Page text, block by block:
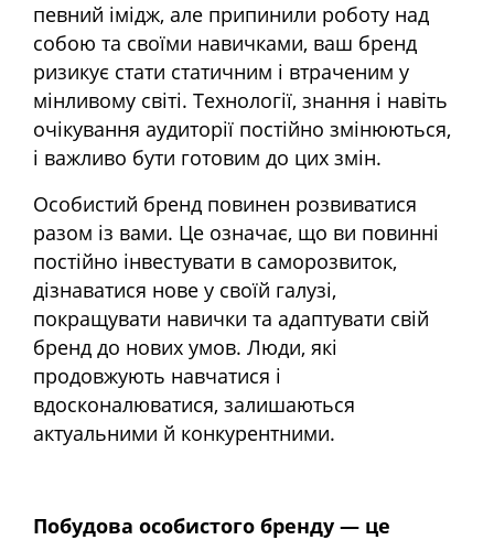
певний імідж, але припинили роботу над
собою та своїми навичками, ваш бренд
ризикує стати статичним і втраченим у
мінливому світі. Технології, знання і навіть
очікування аудиторії постійно змінюються,
і важливо бути готовим до цих змін.
Особистий бренд повинен розвиватися
разом із вами. Це означає, що ви повинні
постійно інвестувати в саморозвиток,
дізнаватися нове у своїй галузі,
покращувати навички та адаптувати свій
бренд до нових умов. Люди, які
продовжують навчатися і
вдосконалюватися, залишаються
актуальними й конкурентними.
Побудова особистого бренду — це